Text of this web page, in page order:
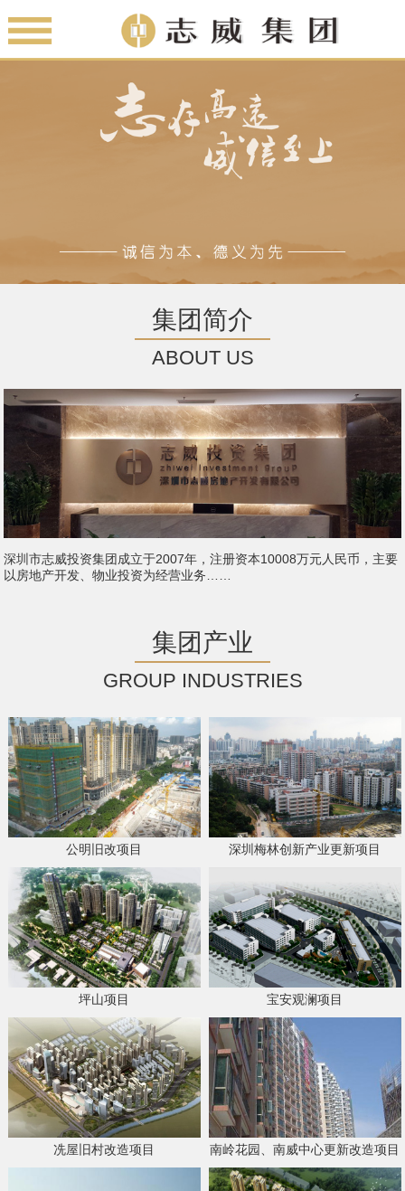
集团简介
ABOUT US
深圳市志威投资集团成立于2007年，注册资本10008万元人民币，主要
以房地产开发、物业投资为经营业务……
集团产业
GROUP INDUSTRIES
公明旧改项目 深圳梅林创新产业更新项目
坪山项目 宝安观澜项目
冼屋旧村改造项目 南岭花园、南威中心更新改造项目